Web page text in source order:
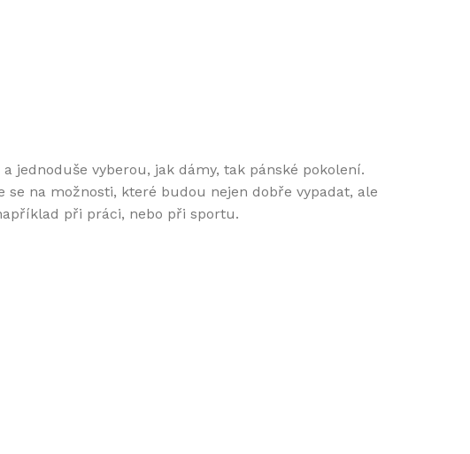
jednoduše vyberou, jak dámy, tak pánské pokolení.
na možnosti, které budou nejen dobře vypadat, ale
při práci, nebo při sportu.